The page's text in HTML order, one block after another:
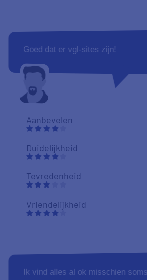
Goed dat er vgl-sites zijn!
Aanbevelen
Duidelijkheid
Tevredenheid
Vriendelijkheid
Ik vind alles al ok misschien